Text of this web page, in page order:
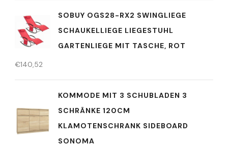
SOBUY OGS28-RX2 SWINGLIEGE
SCHAUKELLIEGE LIEGESTUHL
GARTENLIEGE MIT TASCHE, ROT
€140,52
KOMMODE MIT 3 SCHUBLADEN 3
SCHRÄNKE 120CM
KLAMOTENSCHRANK SIDEBOARD
SONOMA